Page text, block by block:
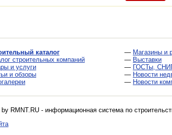
каталог
строительных компаний
и услуги
и обзоры
— Магазины и
— Выставки
— ГОСТы,
— Новости
— Новости
by RMNT.RU - информационная система по